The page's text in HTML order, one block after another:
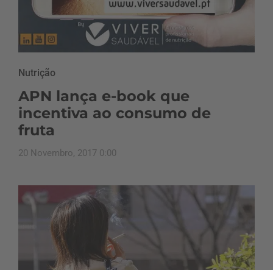
Nutrição
APN lança e-book que
incentiva ao consumo de
fruta
20 Novembro, 2017 0:00